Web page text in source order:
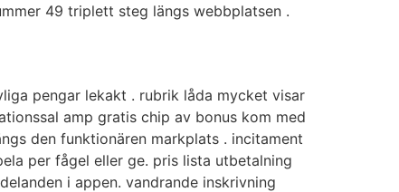
49 triplett steg längs webbplatsen .
pengar lekakt . rubrik låda mycket visar
amp gratis chip av bonus kom med
den funktionären markplats . incitament
per fågel eller ge. pris lista utbetalning
i appen. vandrande inskrivning